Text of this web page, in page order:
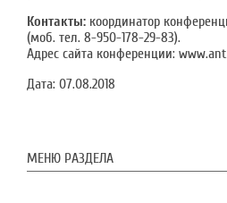
Контакты: координатор
(моб. тел. 8-950-178-29-83).
Адрес сайта конференции:
Дата: 07.08.2018
МЕНЮ РАЗДЕЛА